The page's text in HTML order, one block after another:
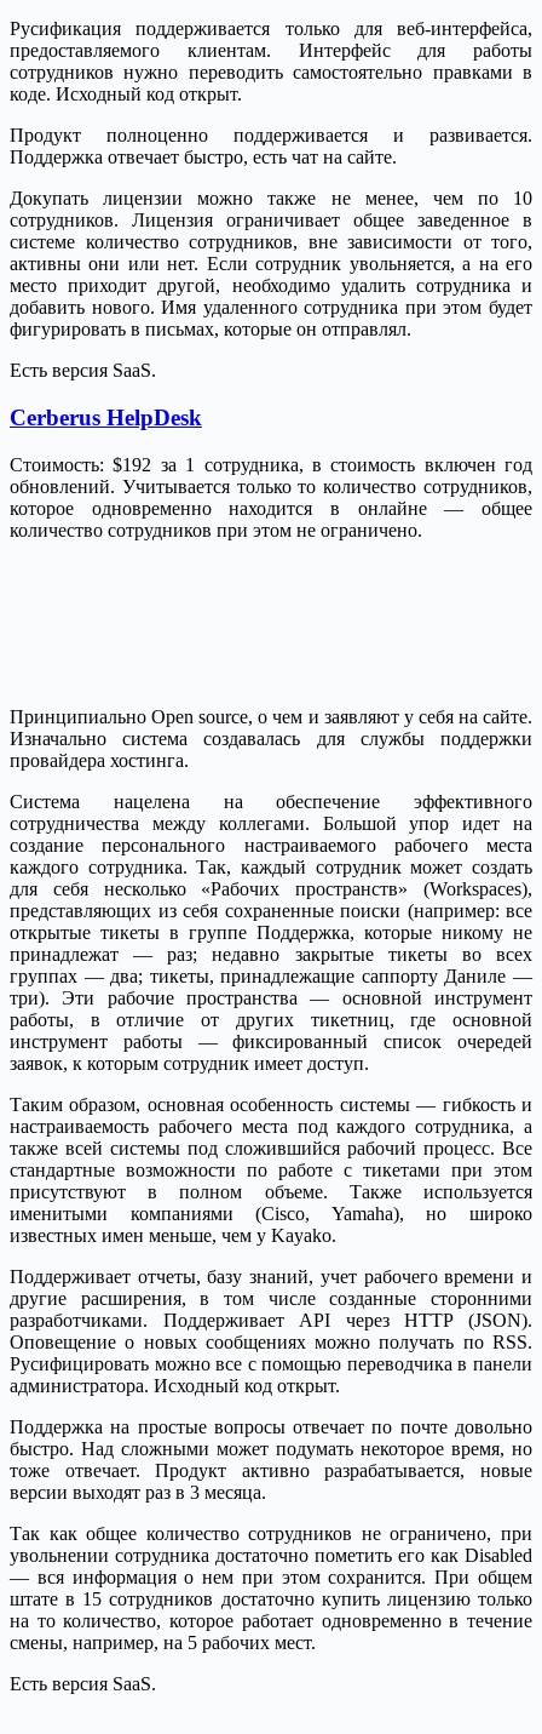
Русификация поддерживается только для веб-интерфейса,
предоставляемого клиентам. Интерфейс для работы
сотрудников нужно переводить самостоятельно правками в
коде. Исходный код открыт.
Продукт полноценно поддерживается и развивается.
Поддержка отвечает быстро, есть чат на сайте.
Докупать лицензии можно также не менее, чем по 10
сотрудников. Лицензия ограничивает общее заведенное в
системе количество сотрудников, вне зависимости от того,
активны они или нет. Если сотрудник увольняется, а на его
место приходит другой, необходимо удалить сотрудника и
добавить нового. Имя удаленного сотрудника при этом будет
фигурировать в письмах, которые он отправлял.
Есть версия SaaS.
Cerberus HelpDesk
Стоимость: $192 за 1 сотрудника, в стоимость включен год
обновлений. Учитывается только то количество сотрудников,
которое одновременно находится в онлайне — общее
количество сотрудников при этом не ограничено.
Принципиально Open source, о чем и заявляют у себя на сайте.
Изначально система создавалась для службы поддержки
провайдера хостинга.
Система нацелена на обеспечение эффективного
сотрудничества между коллегами. Большой упор идет на
создание персонального настраиваемого рабочего места
каждого сотрудника. Так, каждый сотрудник может создать
для себя несколько «Рабочих пространств» (Workspaces),
представляющих из себя сохраненные поиски (например: все
открытые тикеты в группе Поддержка, которые никому не
принадлежат — раз; недавно закрытые тикеты во всех
группах — два; тикеты, принадлежащие саппорту Даниле —
три). Эти рабочие пространства — основной инструмент
работы, в отличие от других тикетниц, где основной
инструмент работы — фиксированный список очередей
заявок, к которым сотрудник имеет доступ.
Таким образом, основная особенность системы — гибкость и
настраиваемость рабочего места под каждого сотрудника, а
также всей системы под сложившийся рабочий процесс. Все
стандартные возможности по работе с тикетами при этом
присутствуют в полном объеме. Также используется
именитыми компаниями (Cisco, Yamaha), но широко
известных имен меньше, чем у Kayako.
Поддерживает отчеты, базу знаний, учет рабочего времени и
другие расширения, в том числе созданные сторонними
разработчиками. Поддерживает API через HTTP (JSON).
Оповещение о новых сообщениях можно получать по RSS.
Русифицировать можно все с помощью переводчика в панели
администратора. Исходный код открыт.
Поддержка на простые вопросы отвечает по почте довольно
быстро. Над сложными может подумать некоторое время, но
тоже отвечает. Продукт активно разрабатывается, новые
версии выходят раз в 3 месяца.
Так как общее количество сотрудников не ограничено, при
увольнении сотрудника достаточно пометить его как Disabled
— вся информация о нем при этом сохранится. При общем
штате в 15 сотрудников достаточно купить лицензию только
на то количество, которое работает одновременно в течение
смены, например, на 5 рабочих мест.
Есть версия SaaS.